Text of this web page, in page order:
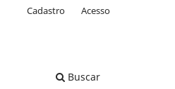
Buscar
Cadastro Acesso